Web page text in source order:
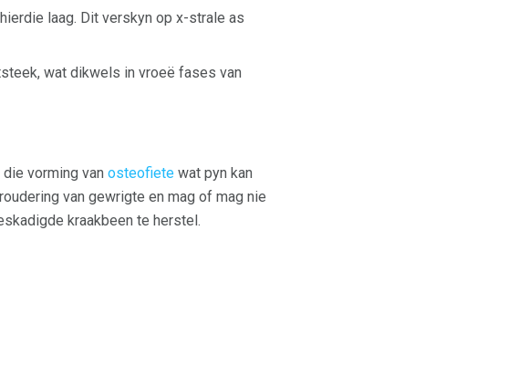
laag. Dit verskyn op x-strale as
wat dikwels in vroeë fases van
vorming van osteofiete wat pyn kan
van gewrigte en mag of mag nie
kraakbeen te herstel.